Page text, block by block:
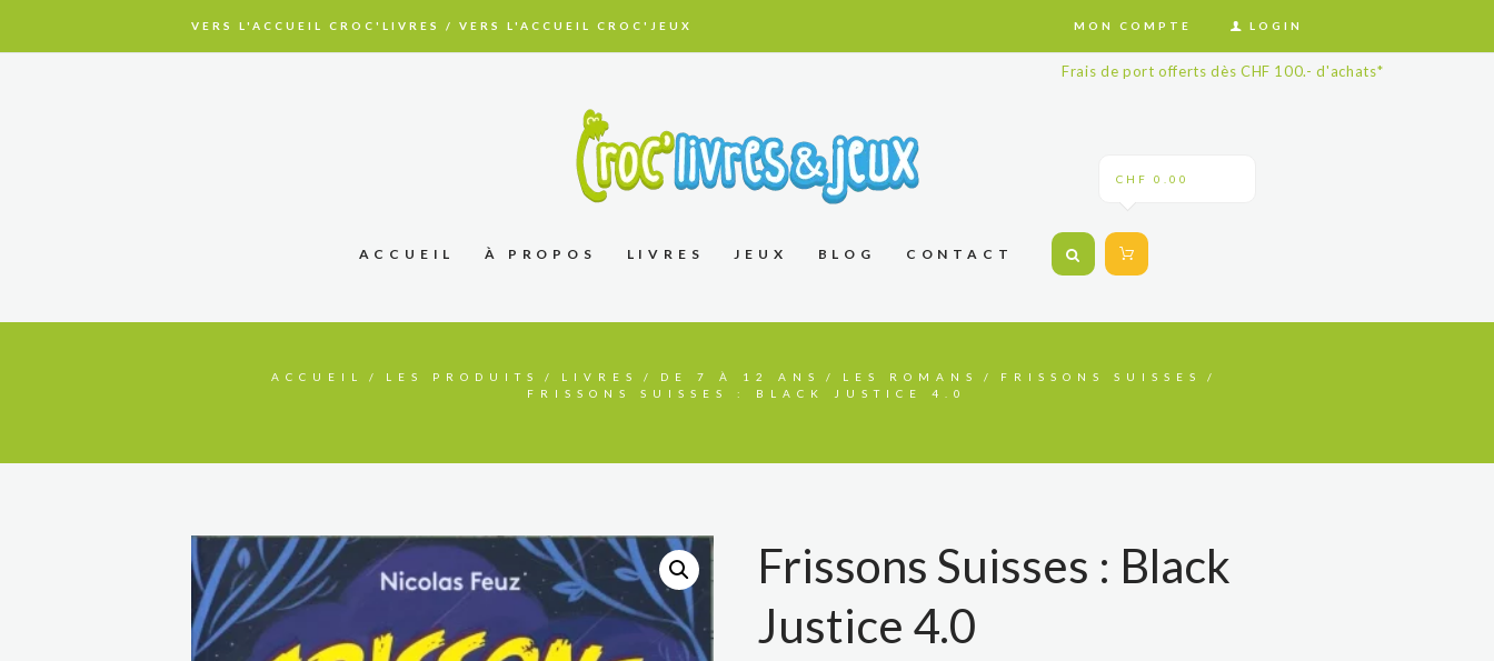
VERS L'ACCUEIL CROC'LIVRES / VERS L'ACCUEIL CROC'JEUX MON COMPTE LOGIN
Frais de port offerts dès CHF 100.- d'achats*
ACCUEIL À PROPOS LIVRES JEUX BLOG CONTACT
CHF 0.00
ACCUEIL LES PRODUITS LIVRES DE 7 À 12 ANS LES ROMANS
FRISSONS SUISSES
FRISSONS SUISSES : BLACK JUSTICE 4.0
Frissons Suisses : Black
Justice 4.0